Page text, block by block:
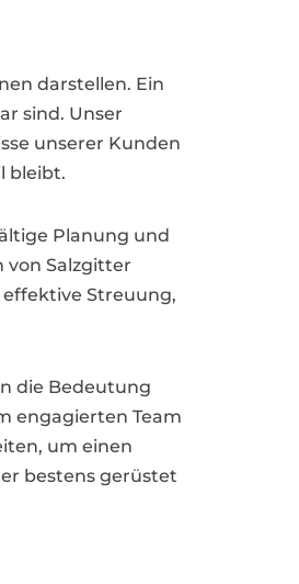
darstellen. Ein
sind. Unser
unserer Kunden
bleibt.
Planung und
von Salzgitter
Streuung,
die Bedeutung
engagierten Team
um einen
bestens gerüstet